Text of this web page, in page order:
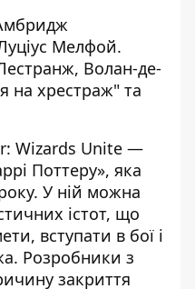
Мелфой.
Волан-де-
на хрестраж" та
Wizards Unite —
Поттеру», яка
У ній можна
істот, що
вступати в бої і
Розробники з
закриття